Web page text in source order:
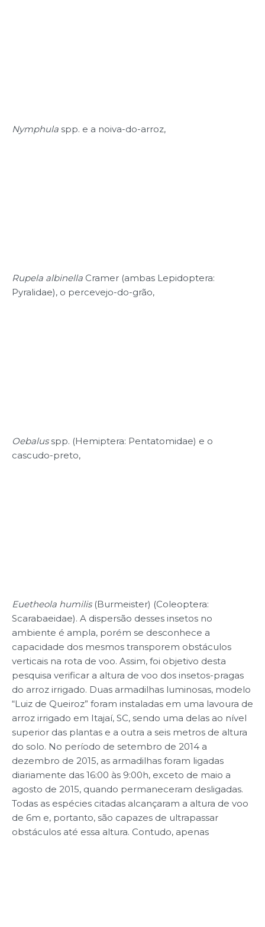
Nymphulaspp. e a noiva-do-arroz,
Rupela albinellaCramer (ambas Lepidoptera:
Pyralidae), o percevejo-do-grão,
Oebalusspp. (Hemiptera: Pentatomidae) e o
cascudo-preto,
Euetheola humilis(Burmeister) (Coleoptera:
Scarabaeidae). A dispersão desses insetos no
ambiente é ampla, porém se desconhece a
capacidade dos mesmos transporem obstáculos
verticais na rota de voo. Assim, foi objetivo desta
pesquisa verificar a altura de voo dos insetos-pragas
do arroz irrigado. Duas armadilhas luminosas, modelo
“Luiz de Queiroz” foram instaladas em uma lavoura de
arroz irrigado em Itajaí, SC, sendo uma delas ao nível
superior das plantas e a outra a seis metros de altura
do solo. No período de setembro de 2014 a
dezembro de 2015, as armadilhas foram ligadas
diariamente das 16:00 às 9:00h, exceto de maio a
agosto de 2015, quando permaneceram desligadas.
Todas as espécies citadas alcançaram a altura de voo
de 6m e, portanto, são capazes de ultrapassar
obstáculos até essa altura. Contudo, apenas